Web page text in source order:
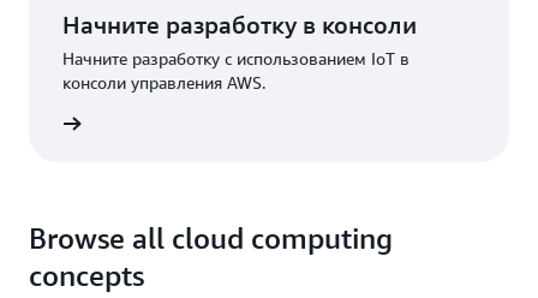
Начните разработку в консоли
Начните разработку с использованием IoT в
консоли управления AWS.
Browse all cloud computing
concepts